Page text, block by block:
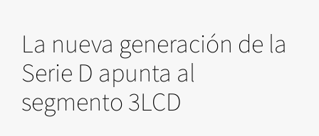
La nueva generación de la
Serie D apunta al
segmento 3LCD